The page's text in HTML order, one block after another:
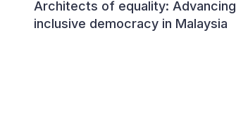
Architects of equality: Advancing
inclusive democracy in Malaysia